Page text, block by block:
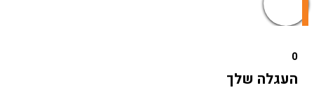
0
העגלה שלך